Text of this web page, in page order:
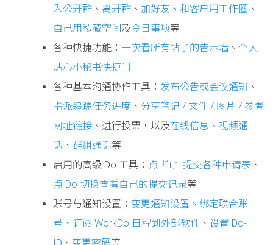
入公开群 、 离开群 、 加好友 、 和客户用工作圈 、
自己用私藏空间及今日事项等
各种快捷功能： 一次看所有帖子的告示墙 、 个人
贴心小秘书快捷门
各种基本沟通协作工具： 发布公告或会议通知 、
指派追踪任务进度 、 分享笔记 / 文件 / 图片 / 参考
网址链接 、进行投票，以及在线信息、视频通
话 、 群组通话等
启用的高级 Do 工具： 点『+』提交各种申请表 、
点 Do 切换查看自己的提交记录等
账号与通知设置： 变更通知设置 、 绑定联合账
号 、 订阅 WorkDo 日程到外部软件 、 设置 Do-